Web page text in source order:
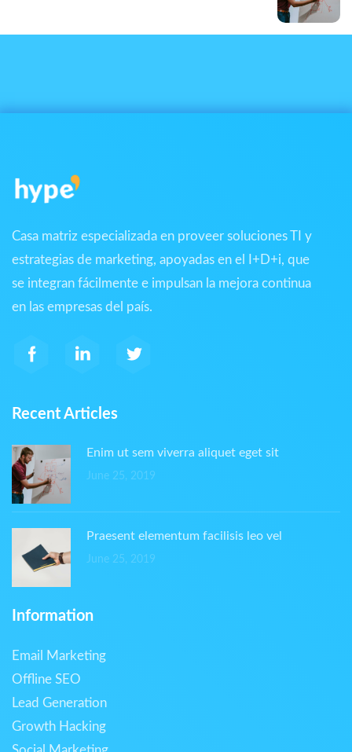
Casa matriz especializada en proveer soluciones TI y
estrategias de marketing, apoyadas en el I+D+i, que
se integran fácilmente e impulsan la mejora continua
en las empresas del país.
Recent Articles
Enim ut sem viverra aliquet eget sit
June 25, 2019
Praesent elementum facilisis leo vel
June 25, 2019
Information
Email Marketing
Offline SEO
Lead Generation
Growth Hacking